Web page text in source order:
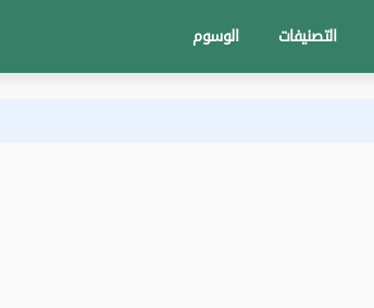
التصنيفات الوسوم